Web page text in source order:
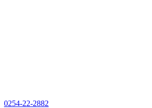
0254-22-2882